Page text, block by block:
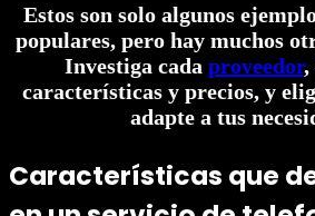
Estos son solo algunos
populares, pero hay muchos
Investiga cada proveedor,
características y precios, y
adapte a tus
Características que